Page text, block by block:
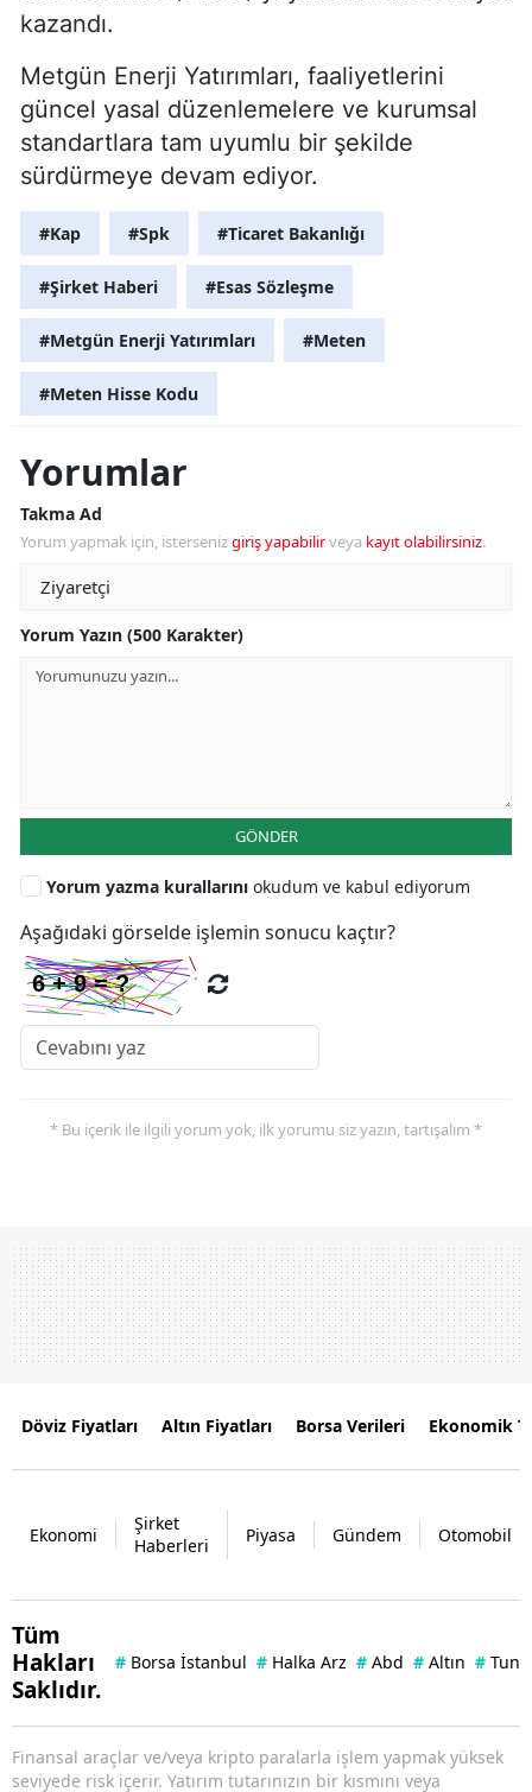
kazandı.
Metgün Enerji Yatırımları, faaliyetlerini
güncel yasal düzenlemelere ve kurumsal
standartlara tam uyumlu bir şekilde
sürdürmeye devam ediyor.
#Kap #Spk #Ticaret Bakanlığı
#Şirket Haberi #Esas Sözleşme
#Metgün Enerji Yatırımları #Meten
#Meten Hisse Kodu
Yorumlar
Takma Ad
Yorum yapmak için, istersenizgiriş yapabilirveya kayıt olabilirsiniz.
Yorum Yazın (500 Karakter)
GÖNDER
Yorum yazma kurallarını okudum ve kabul ediyorum
Aşağıdaki görselde işlemin sonucu kaçtır?
* Bu içerik ile ilgili yorum yok, ilk yorumu siz yazın, tartışalım *
Döviz Fiyatları Altın Fiyatları Borsa Verileri Ekonomik
Ekonomi
Şirket
Haberleri
Piyasa Gündem Otomobil
Tüm
Hakları
Saklıdır.
# Borsa İstanbul # Halka Arz # Abd # Altın #
Finansal araçlar ve/veya kripto paralarla işlem yapmak yüksek
seviyede risk içerir. Yatırım tutarınızın bir kısmını veya